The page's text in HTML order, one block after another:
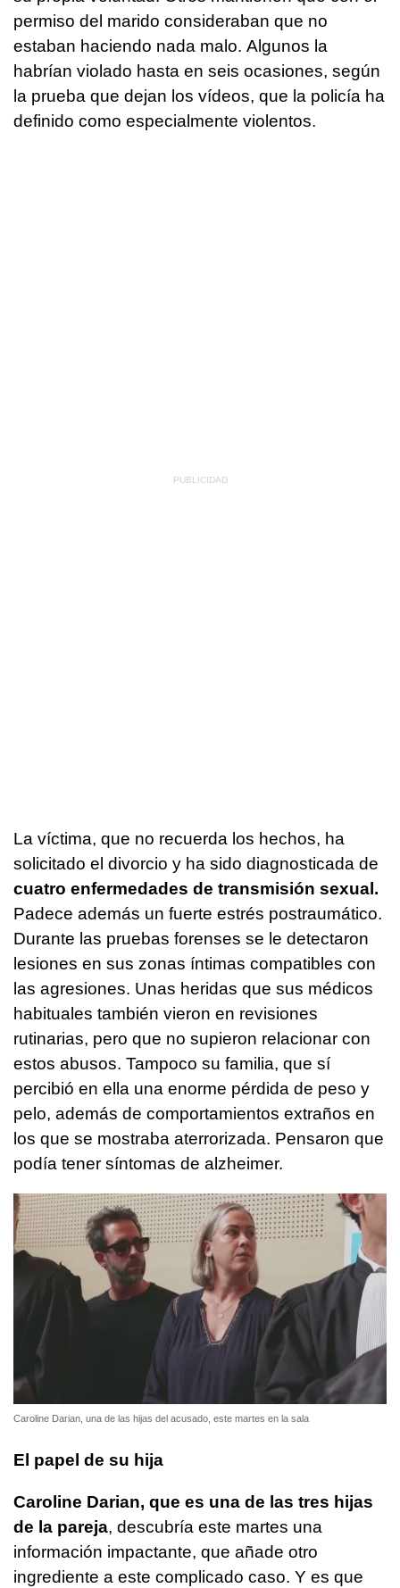
permiso del marido consideraban que no
estaban haciendo nada malo. Algunos la
habrían violado hasta en seis ocasiones, según
la prueba que dejan los vídeos, que la policía ha
definido como especialmente violentos.
La víctima, que no recuerda los hechos, ha
solicitado el divorcio y ha sido diagnosticada de
cuatro enfermedades de transmisión sexual.
Padece además un fuerte estrés postraumático.
Durante las pruebas forenses se le detectaron
lesiones en sus zonas íntimas compatibles con
las agresiones. Unas heridas que sus médicos
habituales también vieron en revisiones
rutinarias, pero que no supieron relacionar con
estos abusos. Tampoco su familia, que sí
percibió en ella una enorme pérdida de peso y
pelo, además de comportamientos extraños en
los que se mostraba aterrorizada. Pensaron que
podía tener síntomas de alzheimer.
Caroline Darian, una de las hijas del acusado, este martes en la sala
El papel de su hija
Caroline Darian, que es una de las tres hijas
de la pareja, descubría este martes una
información impactante, que añade otro
ingrediente a este complicado caso. Y es que